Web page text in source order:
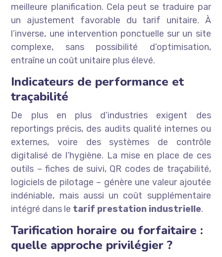
meilleure planification. Cela peut se traduire par
un ajustement favorable du tarif unitaire. À
l’inverse, une intervention ponctuelle sur un site
complexe, sans possibilité d’optimisation,
entraîne un coût unitaire plus élevé.
Indicateurs de performance et
traçabilité
De plus en plus d’industries exigent des
reportings précis, des audits qualité internes ou
externes, voire des systèmes de contrôle
digitalisé de l’hygiène. La mise en place de ces
outils – fiches de suivi, QR codes de traçabilité,
logiciels de pilotage – génère une valeur ajoutée
indéniable, mais aussi un coût supplémentaire
intégré dans le tarif prestation industrielle.
Tarification horaire ou forfaitaire :
quelle approche privilégier ?